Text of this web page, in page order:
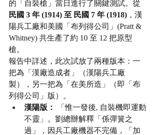
的「自裝槍」當日進行了關鍵測試。從
民國 3 年 (1914) 至 民國 7 年 (1918) ，漢
陽兵工廠和美國「布列得公司」(Pratt &
Whitney) 共生產了約 10 至 12 把原型
槍。
報告中詳述，此次試放了兩種版本：一
把為「漢廠造成者」（漢陽兵工廠
製），另一把為「在美所造」（即「布
列得公司」版）。
漢陽版：
「惟一發後, 自裝機即運動
不靈」。劉總辦解釋「係彈簧之
過」，因兵工廠機器不完備，「加